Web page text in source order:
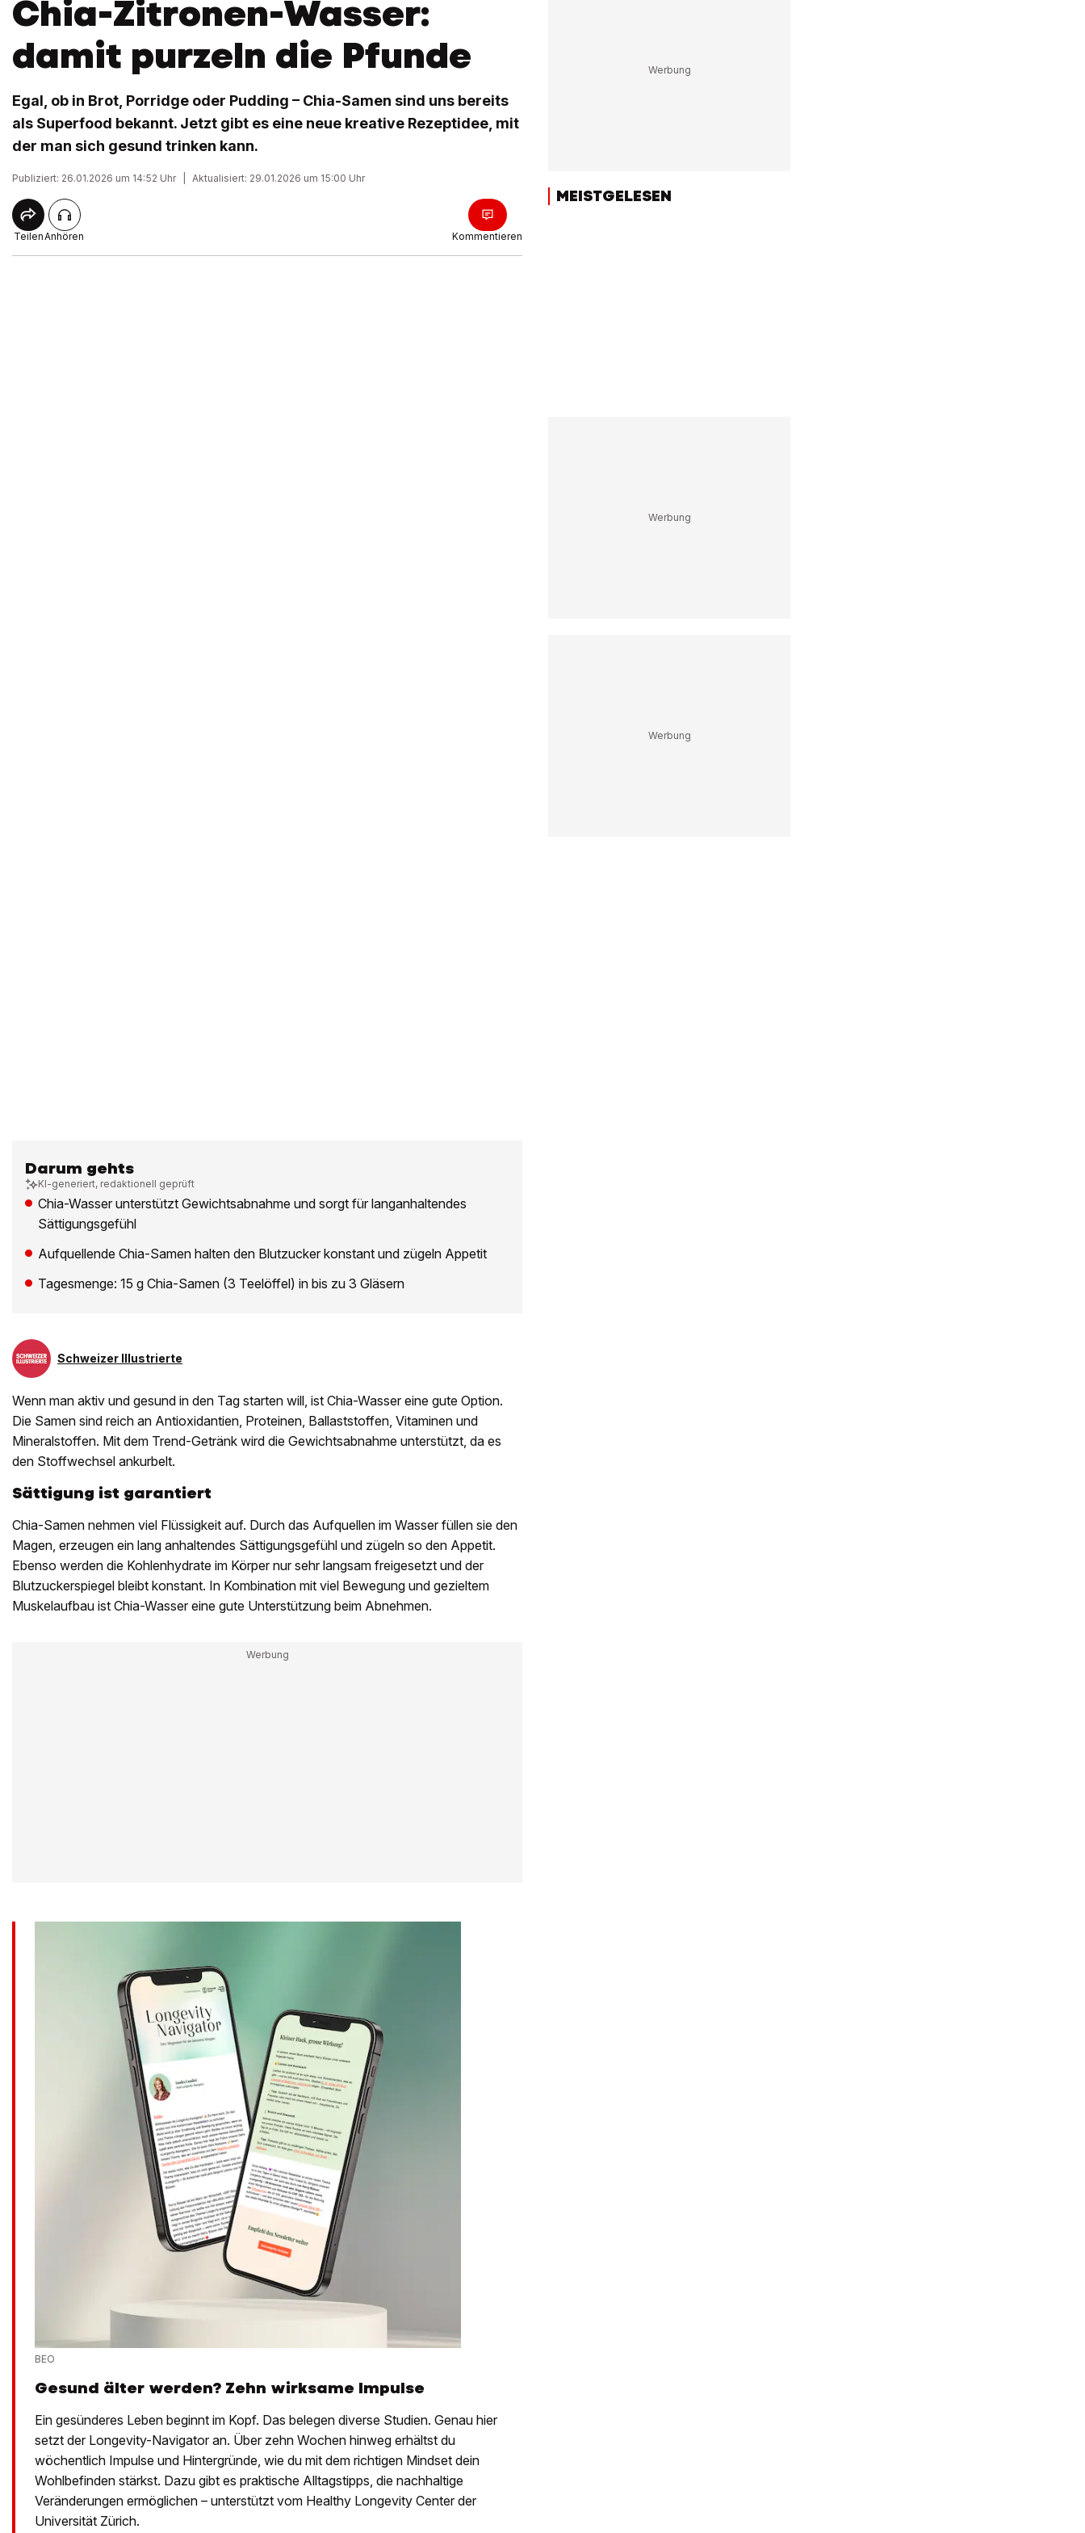
Chia-Zitronen-Wasser:
damit purzeln die Pfunde
Egal, ob in Brot, Porridge oder Pudding – Chia-Samen sind uns bereits
als Superfood bekannt. Jetzt gibt es eine neue kreative Rezeptidee, mit
der man sich gesund trinken kann.
Publiziert: 26.01.2026 um 14:52 Uhr Aktualisiert: 29.01.2026 um 15:00 Uhr
TeilenAnhören Kommentieren
Darum gehts
KI-generiert, redaktionell geprüft
Chia-Wasser unterstützt Gewichtsabnahme und sorgt für langanhaltendes
Sättigungsgefühl
Aufquellende Chia-Samen halten den Blutzucker konstant und zügeln Appetit
Tagesmenge: 15 g Chia-Samen (3 Teelöffel) in bis zu 3 Gläsern
Schweizer Illustrierte
Wenn man aktiv und gesund in den Tag starten will, ist Chia-Wasser eine gute Option.
Die Samen sind reich an Antioxidantien, Proteinen, Ballaststoffen, Vitaminen und
Mineralstoffen. Mit dem Trend-Getränk wird die Gewichtsabnahme unterstützt, da es
den Stoffwechsel ankurbelt.
Sättigung ist garantiert
Chia-Samen nehmen viel Flüssigkeit auf. Durch das Aufquellen im Wasser füllen sie den
Magen, erzeugen ein lang anhaltendes Sättigungsgefühl und zügeln so den Appetit.
Ebenso werden die Kohlenhydrate im Körper nur sehr langsam freigesetzt und der
Blutzuckerspiegel bleibt konstant. In Kombination mit viel Bewegung und gezieltem
Muskelaufbau ist Chia-Wasser eine gute Unterstützung beim Abnehmen.
BEO
Gesund älter werden? Zehn wirksame Impulse
Ein gesünderes Leben beginnt im Kopf. Das belegen diverse Studien. Genau hier
setzt der Longevity-Navigator an. Über zehn Wochen hinweg erhältst du
wöchentlich Impulse und Hintergründe, wie du mit dem richtigen Mindset dein
Wohlbefinden stärkst. Dazu gibt es praktische Alltagstipps, die nachhaltige
Veränderungen ermöglichen – unterstützt vom Healthy Longevity Center der
Universität Zürich.
MEISTGELESEN